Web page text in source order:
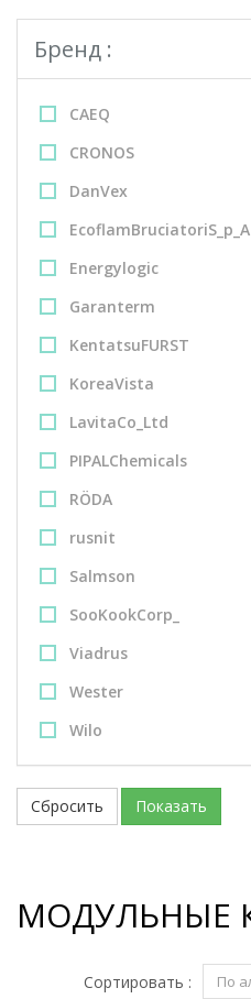
Бренд :
CAEQ
CRONOS
DanVex
EcoflamBruciatoriS_p_A
Energylogic
Garanterm
KentatsuFURST
KoreaVista
LavitaCo_Ltd
PIPALChemicals
RÖDA
rusnit
Salmson
SooKookCorp_
Viadrus
Wester
Wilo
Сбросить Показать
МОДУЛЬНЫЕ
Сортировать : По